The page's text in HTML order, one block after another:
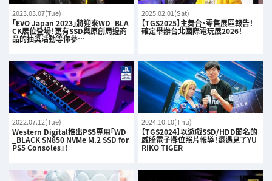
2023.03.07(Tue)
「EVO Japan 2023」將迎來WD_BLA
CK展位登場！更有SSD與原創周邊商
品的抽獎活動等你參…
2025.02.01(Sat)
【TGS2025】主舞台、零售展區報告！
確定舉辦台北國際電玩展2026！
2022.07.12(Tue)
Western Digital推出PS5專用「WD
_BLACK SN850 NVMe M.2 SSD for
PS5 Consoles」！
2024.10.10(Thu)
【TGS2024】以遊戲SSD/HDD聞名的
威騰電子攤位照片報導！還遇見了YU
RIKO TIGER